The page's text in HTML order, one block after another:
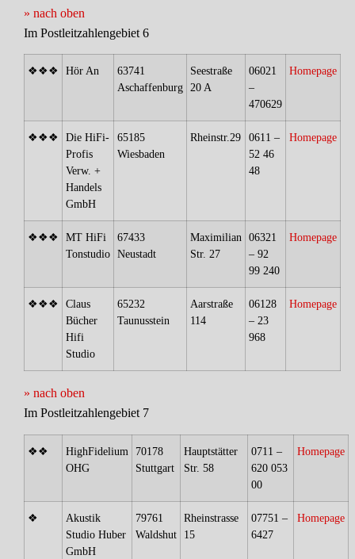
» nach oben
Im Postleitzahlengebiet 6
❖❖❖ Hör An
63741
Aschaffenburg
Seestraße
20 A
06021
–
470629
Homepage
❖❖❖
Die HiFi-
Profis
Verw. +
Handels
GmbH
65185
Wiesbaden
Rheinstr.29
0611 –
52 46
48
Homepage
❖❖❖
MT HiFi
Tonstudio
67433
Neustadt
Maximilian
Str. 27
06321
– 92
99 240
Homepage
❖❖❖
Claus
Bücher
Hifi
Studio
65232
Taunusstein
Aarstraße
114
06128
– 23
968
Homepage
» nach oben
Im Postleitzahlengebiet 7
❖❖
HighFidelium
OHG
70178
Stuttgart
Hauptstätter
Str. 58
0711 –
620 053
00
Homepage
❖
Akustik
Studio Huber
GmbH
79761
Waldshut
Rheinstrasse
15
07751 –
6427
Homepage